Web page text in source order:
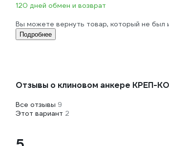
120 дней обмен и возврат
Вы можете вернуть товар, который не был
Подробнее
Отзывы о клиновом анкере КРЕП-
Все отзывы 9
Этот вариант 2